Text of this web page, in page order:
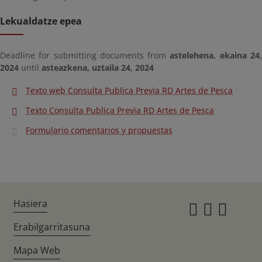
Lekualdatze epea
Deadline for submitting documents fromastelehena, ekaina 24,
2024 until asteazkena, uztaila 24, 2024
Texto web Consulta Publica Previa RD Artes de Pesca
Texto Consulta Publica Previa RD Artes de Pesca
Formulario comentarios y propuestas
Hasiera
Erabilgarritasuna
Mapa Web